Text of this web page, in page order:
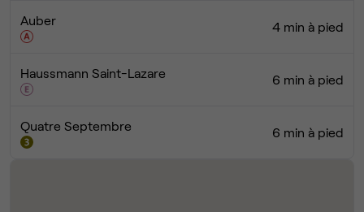
Auber 4 min à pied
Haussmann Saint-Lazare 6 min à pied
Quatre Septembre 6 min à pied